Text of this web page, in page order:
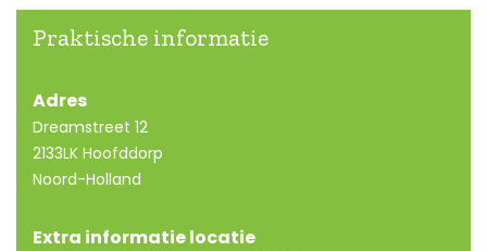
Praktische informatie
Adres
Dreamstreet 12
2133LK Hoofddorp
Noord-Holland
Extra informatie locatie